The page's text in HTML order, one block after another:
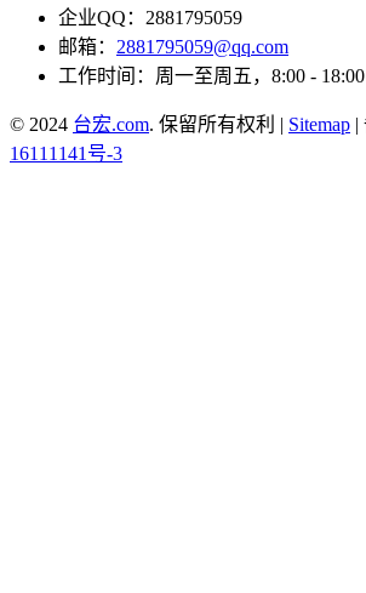
企业QQ：2881795059
邮箱： 2881795059@qq.com
工作时间：周一至周五，8:00 - 18:00
© 2024 台宏.com. 保留所有权利 | Sitemap |
16111141号-3